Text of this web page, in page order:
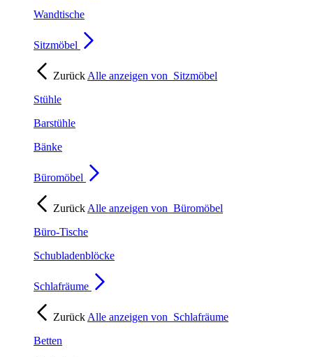
Wandtische
Sitzmöbel
Zurück Alle anzeigen von Sitzmöbel
Stühle
Barstühle
Bänke
Büromöbel
Zurück Alle anzeigen von Büromöbel
Büro-Tische
Schubladenblöcke
Schlafräume
Zurück Alle anzeigen von Schlafräume
Betten